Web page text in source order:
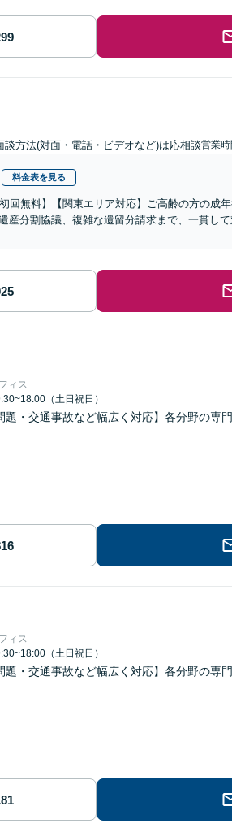
談方法(対面・電話・ビデオなど)は応相談営業時
料金表を見る
回無料】【関東エリア対応】ご高齢の方の成
産分割協議、複雑な遺留分請求まで、一貫し
ィス
（土日祝日）
題・交通事故など幅広く対応】各分野の専
ィス
（土日祝日）
題・交通事故など幅広く対応】各分野の専